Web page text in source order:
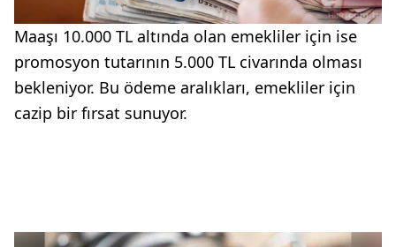
Maaşı 10.000 TL altında olan emekliler için ise
promosyon tutarının 5.000 TL civarında olması
bekleniyor. Bu ödeme aralıkları, emekliler için
cazip bir fırsat sunuyor.